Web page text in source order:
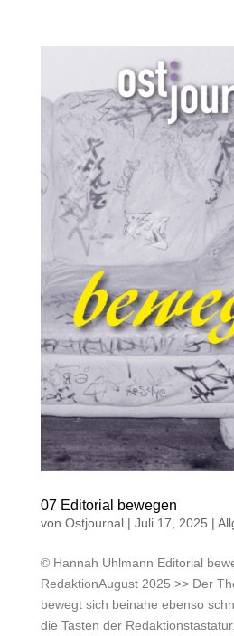
07 Editorial bewegen
von Ostjournal| Juli 17, 2025 |
© Hannah Uhlmann Editorial
RedaktionAugust 2025 >> Der
bewegt sich beinahe ebenso
die Tasten der